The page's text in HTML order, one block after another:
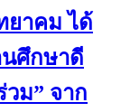
ยาคม ได้
นศึกษาดี
ม” จาก